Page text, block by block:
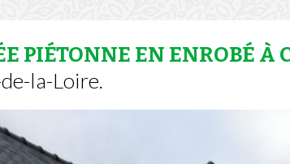
PIÉTONNE EN ENROBÉ À
la-Loire.